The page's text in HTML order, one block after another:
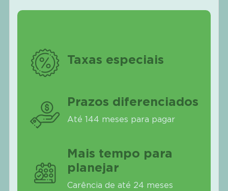
Taxas especiais
Prazos diferenciados
Até 144 meses para pagar
Mais tempo para
planejar
Carência de até 24 meses